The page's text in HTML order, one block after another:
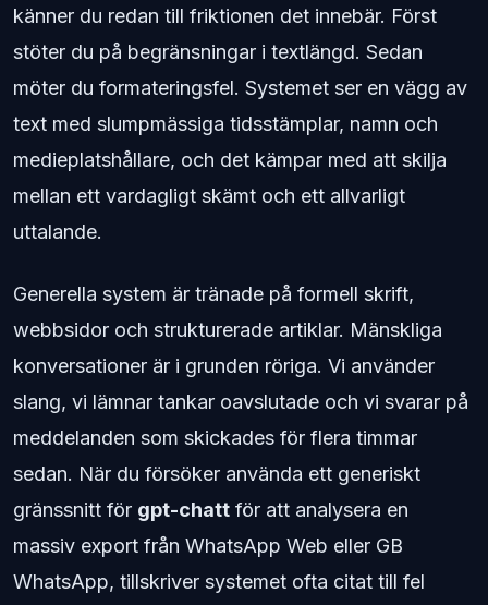
känner du redan till friktionen det innebär. Först
stöter du på begränsningar i textlängd. Sedan
möter du formateringsfel. Systemet ser en vägg av
text med slumpmässiga tidsstämplar, namn och
medieplatshållare, och det kämpar med att skilja
mellan ett vardagligt skämt och ett allvarligt
uttalande.
Generella system är tränade på formell skrift,
webbsidor och strukturerade artiklar. Mänskliga
konversationer är i grunden röriga. Vi använder
slang, vi lämnar tankar oavslutade och vi svarar på
meddelanden som skickades för flera timmar
sedan. När du försöker använda ett generiskt
gränssnitt för gpt-chatt för att analysera en
massiv export från WhatsApp Web eller GB
WhatsApp, tillskriver systemet ofta citat till fel